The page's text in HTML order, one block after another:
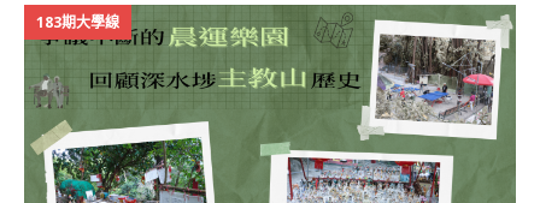
183期大學線